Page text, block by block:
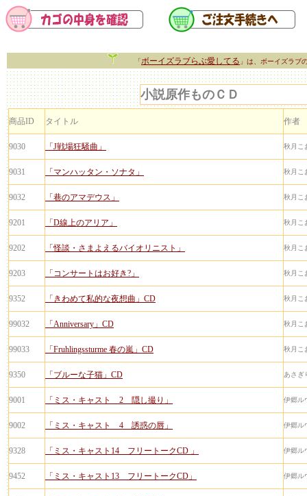
「ボーイズラブらぶ愛してる 」は、ボーイズラブ
小説原作ものＣＤ
商品ID タイトル 作者
9030 「J戦場狂騒曲」 秋月こ
9031 「マンハッタン・ソナタ」 秋月こ
9032 「巷のアマデウス」 秋月こ
9201 「D線上のアリア」 秋月こ
9202 「怪談・さまよえるバイオリニスト」 秋月こ
9203 「コンサートはお好き?」 秋月こ
9352 「きわめて私的な夜想曲」CD 秋月こ
99032 「Anniversary」CD 秋月こ
99033 「Fruhlingssturme 春の嵐」CD 秋月こ
9350 「ブルーな子猫」CD あさぎ
9001 「ミス・キャスト 2 隠し撮り」 伊郷ル
9002 「ミス・キャスト 4 誘惑の唇」 伊郷ル
9328 「ミス・キャスト14 フリートークCD 」 伊郷ル
9452 「ミス・キャスト13 フリートークCD」 伊郷ル